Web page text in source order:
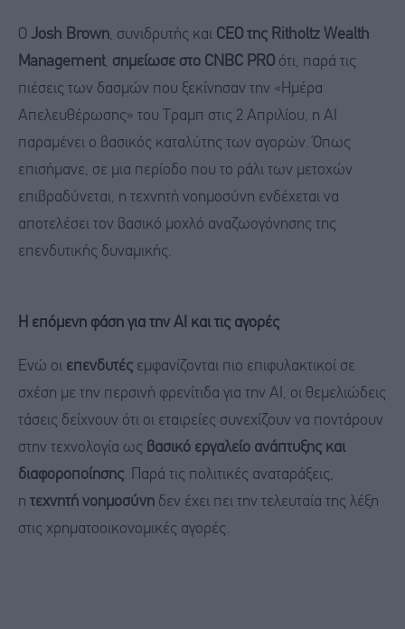
Ο Josh Brown, συνιδρυτής και CEO της Ritholtz Wealth
Management, σημείωσε στο CNBC PRO ότι, παρά τις
πιέσεις των δασμών που ξεκίνησαν την «Ημέρα
Απελευθέρωσης» του Τραμπ στις 2 Απριλίου, η AI
παραμένει ο βασικός καταλύτης των αγορών. Όπως
επισήμανε, σε μια περίοδο που το ράλι των μετοχών
επιβραδύνεται, η τεχνητή νοημοσύνη ενδέχεται να
αποτελέσει τον βασικό μοχλό αναζωογόνησης της
επενδυτικής δυναμικής.
Η επόμενη φάση για την AI και τις αγορές
Ενώ οι επενδυτές εμφανίζονται πιο επιφυλακτικοί σε
σχέση με την περσινή φρενίτιδα για την AI, οι θεμελιώδεις
τάσεις δείχνουν ότι οι εταιρείες συνεχίζουν να ποντάρουν
στην τεχνολογία ως βασικό εργαλείο ανάπτυξης και
διαφοροποίησης. Παρά τις πολιτικές αναταράξεις,
η τεχνητή νοημοσύνη δεν έχει πει την τελευταία της λέξη
στις χρηματοοικονομικές αγορές.